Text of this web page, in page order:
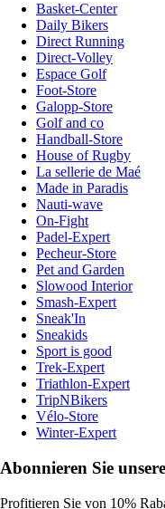
Basket-Center
Daily Bikers
Direct Running
Direct-Volley
Espace Golf
Foot-Store
Galopp-Store
Golf and co
Handball-Store
House of Rugby
La sellerie de Maé
Made in Paradis
Nauti-wave
On-Fight
Padel-Expert
Pecheur-Store
Pet and Garden
Slowood Interior
Smash-Expert
Sneak'In
Sneakids
Sport is good
Trek-Expert
Triathlon-Expert
TripNBikers
Vélo-Store
Winter-Expert
Abonnieren Sie
Profitieren Sie von 10%